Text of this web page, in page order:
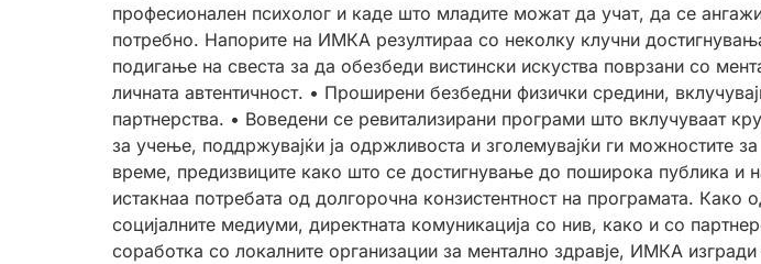
професионален психолог и каде што младите можат да учат, да се
потребно. Напорите на ИМКА резултираа со неколку клучни
подигање на свеста за да обезбеди вистински искуства поврзани со
личната автентичност. • Проширени безбедни физички средини,
партнерства. • Воведени се ревитализирани програми што вклучуваат
за учење, поддржувајќи ја одржливоста и зголемувајќи ги можностите
време, предизвиците како што се достигнување до поширока публика и
истакнаа потребата од долгорочна конзистентност на програмата.
социјалните медиуми, директната комуникација со нив, како и со
соработка со локалните организации за ментално здравје, ИМКА